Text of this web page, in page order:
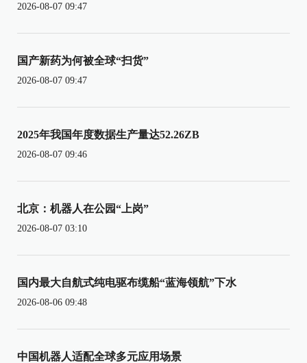
2026-08-07 09:47
国产新药为何被全球“扫货”
2026-08-07 09:47
2025年我国年度数据生产量达52.26ZB
2026-08-07 09:46
北京：机器人在公园“上岗”
2026-08-07 03:10
国内最大自航式纯电驱布缆船“蓝海领航”下水
2026-08-06 09:48
中国机器人适配全球多元应用场景